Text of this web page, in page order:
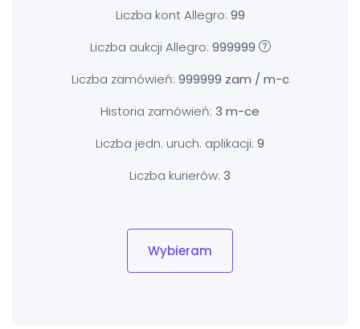
Liczba kont Allegro: 99
Liczba aukcji Allegro: 999999
Liczba zamówień: 999999 zam / m-c
Historia zamówień: 3 m-ce
Liczba jedn. uruch. aplikacji: 9
Liczba kurierów: 3
Wybieram